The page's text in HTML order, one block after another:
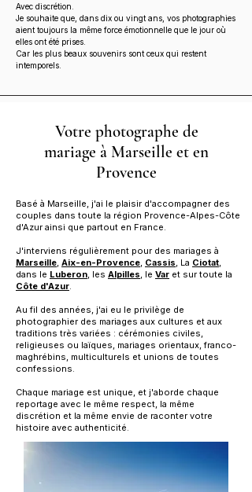
Avec discrétion.
Je souhaite que, dans dix ou vingt ans, vos photographies
aient toujours la même force émotionnelle que le jour où
elles ont été prises.
Car les plus beaux souvenirs sont ceux qui restent
intemporels.
Votre photographe de
mariage à Marseille et en
Provence
Basé à Marseille, j'ai le plaisir d'accompagner des
couples dans toute la région Provence-Alpes-Côte
d'Azur ainsi que partout en France.
J'interviens régulièrement pour des mariages à
Marseille, Aix-en-Provence, Cassis, La Ciotat,
dans le Luberon, les Alpilles, le Var et sur toute la
Côte d'Azur.
Au fil des années, j'ai eu le privilège de
photographier des mariages aux cultures et aux
traditions très variées : cérémonies civiles,
religieuses ou laïques, mariages orientaux, franco-
maghrébins, multiculturels et unions de toutes
confessions.
Chaque mariage est unique, et j'aborde chaque
reportage avec le même respect, la même
discrétion et la même envie de raconter votre
histoire avec authenticité.